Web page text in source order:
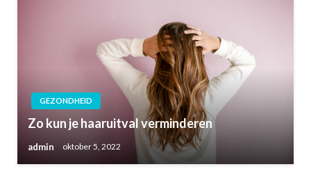
GEZONDHEID
Zo kun je haaruitval verminderen
admin oktober 5, 2022